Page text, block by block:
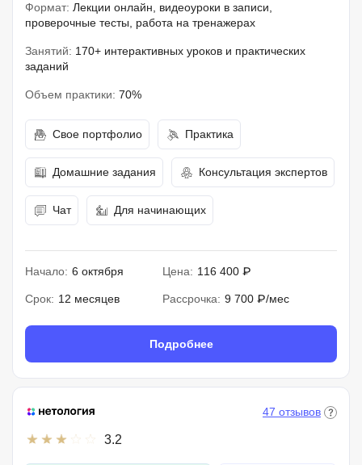
Формат: Лекции онлайн, видеоуроки в записи,
проверочные тесты, работа на тренажерах
Занятий: 170+ интерактивных уроков и практических
заданий
Объем практики: 70%
Свое портфолио Практика
Домашние задания Консультация экспертов
Чат Для начинающих
Начало: 6 октября Цена: 116 400 ₽
Срок: 12 месяцев Рассрочка: 9 700 ₽/мес
Подробнее
3.2
47 отзывов